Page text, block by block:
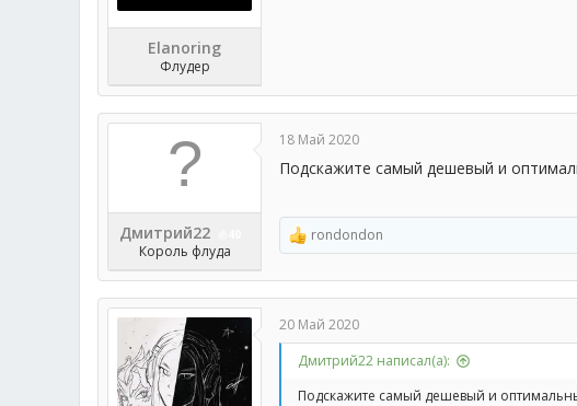
Elanoring
Флудер
Дмитрий22
Король флуда
18 Май 2020
Подскажите самый дешевый и
Р
е
а
к
и
и
rondondon
20 Май 2020
Дмитрий22 написал(а):
Подскажите самый дешевый и